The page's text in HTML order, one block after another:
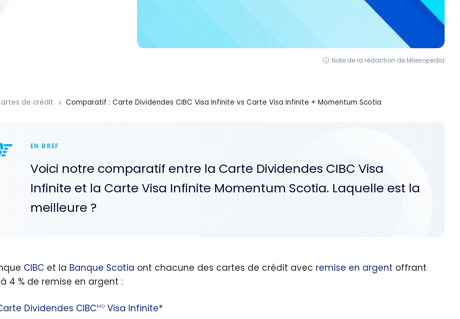
Note de la rédaction de Milesopedia
de crédit Comparatif : Carte Dividendes CIBC Visa Infinite vs Carte Visa Infinite + Momentum Scotia
EN BREF
Voici notre comparatif entre la Carte Dividendes CIBC Visa
Infinite et la Carte Visa Infinite Momentum Scotia. Laquelle est la
meilleure ?
CIBC et la Banque Scotia ont chacune des cartes de crédit avec remise en argent offrant
4 % de remise en argent :
Dividendes CIBCMDVisa Infinite*